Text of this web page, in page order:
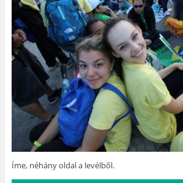
Íme, néhány oldal a levélből.